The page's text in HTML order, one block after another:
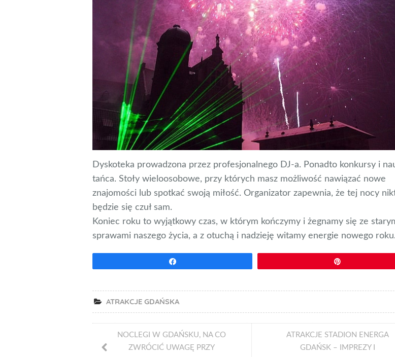
Dyskoteka prowadzona przez profesjonalnego DJ-a. Ponadto konkursy i
tańca. Stoły wieloosobowe, przy których masz możliwość nawiązać nowe
znajomości lub spotkać swoją miłość. Organizator zapewnia, że tej nocy
będzie się czuł sam.
Koniec roku to wyjątkowy czas, w którym kończymy i żegnamy się ze
sprawami naszego życia, a z otuchą i nadzieję witamy energie nowego roku.
ATRAKCJE GDAŃSKA
NOCLEGI W GDAŃSKU, NA CO
ZWRÓCIĆ UWAGĘ PRZY
ATRAKCJE STADION ENERGA
GDAŃSK – IMPREZY I